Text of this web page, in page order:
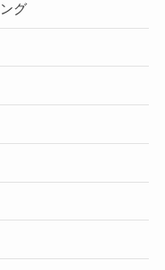
グ